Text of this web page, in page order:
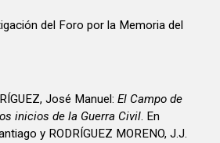
del Foro por la Memoria del
José Manuel:El Campo de
inicios de la Guerra Civil. En
y RODRÍGUEZ MORENO, J.J.